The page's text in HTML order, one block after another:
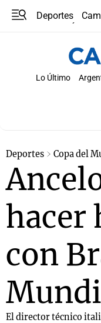
Deportes
Lo Último
Deportes Copa del
hacer
con
El director técnico